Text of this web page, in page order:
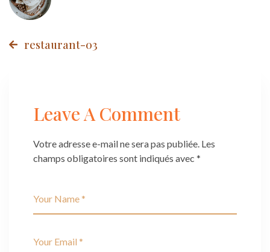
Post
restaurant-03
Leave A Comment
Votre adresse e-mail ne sera pas publiée. Les
champs obligatoires sont indiqués avec *